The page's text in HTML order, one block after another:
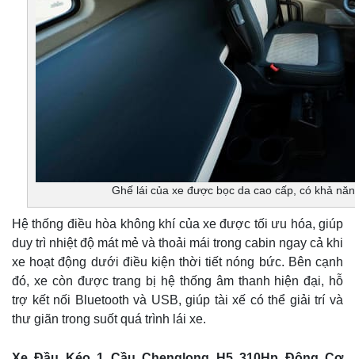
Ghế lái của xe được bọc da cao cấp, có khả
Hệ thống điều hòa không khí của xe được tối ưu hóa, giúp
duy trì nhiệt độ mát mẻ và thoải mái trong cabin ngay cả khi
xe hoạt động dưới điều kiện thời tiết nóng bức. Bên cạnh
đó, xe còn được trang bị hệ thống âm thanh hiện đại, hỗ
trợ kết nối Bluetooth và USB, giúp tài xế có thể giải trí và
thư giãn trong suốt quá trình lái xe.